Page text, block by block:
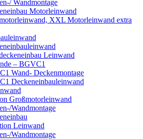
Wandmontage
Motorleinwand
XXL Motorleinwand extra
Leinwand
– BGVC1
Wand- Deckenmontage
Deckeneinbauleinwand
Großmotorleinwand
Wandmontage
Leinwand
Wandmontage